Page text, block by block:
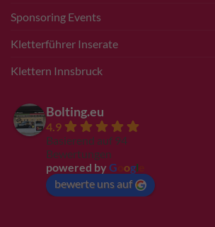
Sponsoring Events
Kletterführer Inserate
Klettern Innsbruck
Bolting.eu
4.9
Basierend auf 94
Bewertungen
powered by G ogl
bewerte uns auf